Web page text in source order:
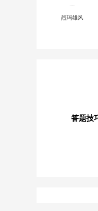
烈玛雄风
答题技